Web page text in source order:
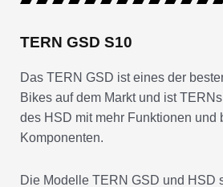
TERN GSD S10
Das TERN GSD ist eines der
Bikes auf dem Markt und ist
des HSD mit mehr Funktionen und
Komponenten.
Die Modelle TERN GSD und HSD